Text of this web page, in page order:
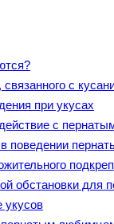
с
при укусах
с
поведении
обстановки для
укусов